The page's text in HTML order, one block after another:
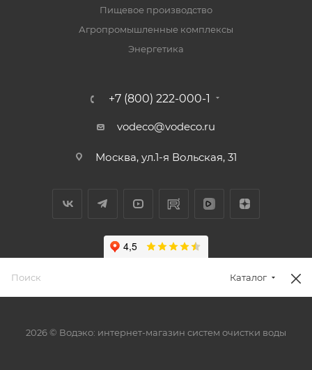
Пищевое производство
Агропромышленные комплексы
Энергетика
+7 (800) 222-000-1
vodeco@vodeco.ru
Москва, ул.1-я Вольская, 31
2026 © Водэко: интернет-магазин систем очистки воды
Каталог